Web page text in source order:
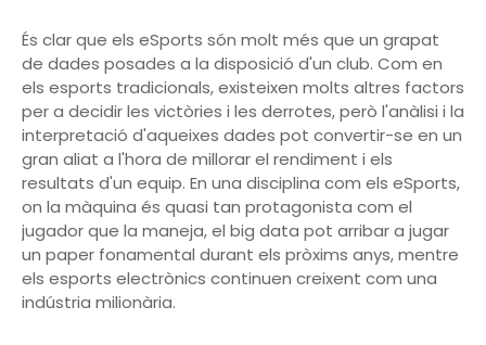
És clar que els eSports són molt més que un grapat
de dades posades a la disposició d'un club. Com en
els esports tradicionals, existeixen molts altres factors
per a decidir les victòries i les derrotes, però l'anàlisi i la
interpretació d'aqueixes dades pot convertir-se en un
gran aliat a l'hora de millorar el rendiment i els
resultats d'un equip. En una disciplina com els eSports,
on la màquina és quasi tan protagonista com el
jugador que la maneja, el big data pot arribar a jugar
un paper fonamental durant els pròxims anys, mentre
els esports electrònics continuen creixent com una
indústria milionària.